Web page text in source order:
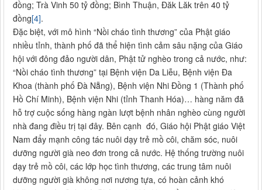
đồng; Trà Vinh 50 tỷ đồng; Bình Thuận, Đăk Lăk trên 40 tỷ
đồng[4].
Đặc biệt, với mô hình “Nồi cháo tình thương” của Phật giáo
nhiều tỉnh, thành phố đã thể hiện tình cảm sâu nặng của Giáo
hội với đông đảo người dân, Phật tử nghèo trong cả nước, như:
“Nồi cháo tình thương” tại Bệnh viện Da Liễu, Bệnh viện Đa
Khoa (thành phố Đà Nẵng), Bệnh viện Nhi Đồng 1 (Thành phố
Hồ Chí Minh), Bệnh viện Nhi (tỉnh Thanh Hóa)… hàng năm đã
hỗ trợ cuộc sống hàng ngàn lượt bệnh nhân nghèo cùng người
nhà đang điều trị tại đây. Bên cạnh đó, Giáo hội Phật giáo Việt
Nam đẩy mạnh công tác nuôi dạy trẻ mồ côi, chăm sóc, nuôi
dưỡng người già neo đơn trong cả nước. Hệ thống trường nuôi
dạy trẻ mồ côi, các lớp học tình thương, các trung tâm nuôi
dưỡng người già không nơi nương tựa, có hoàn cảnh khó